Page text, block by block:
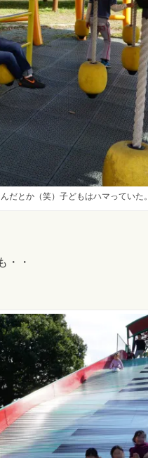
だとか（笑）子どもはハマっていた。
・・